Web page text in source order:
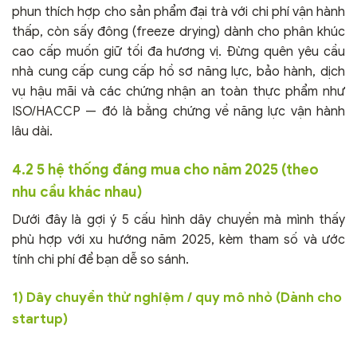
phun thích hợp cho sản phẩm đại trà với chi phí vận hành
thấp, còn sấy đông (freeze drying) dành cho phân khúc
cao cấp muốn giữ tối đa hương vị. Đừng quên yêu cầu
nhà cung cấp cung cấp hồ sơ năng lực, bảo hành, dịch
vụ hậu mãi và các chứng nhận an toàn thực phẩm như
ISO/HACCP — đó là bằng chứng về năng lực vận hành
lâu dài.
4.2 5 hệ thống đáng mua cho năm 2025 (theo
nhu cầu khác nhau)
Dưới đây là gợi ý 5 cấu hình dây chuyền mà mình thấy
phù hợp với xu hướng năm 2025, kèm tham số và ước
tính chi phí để bạn dễ so sánh.
1) Dây chuyền thử nghiệm / quy mô nhỏ (Dành cho
startup)